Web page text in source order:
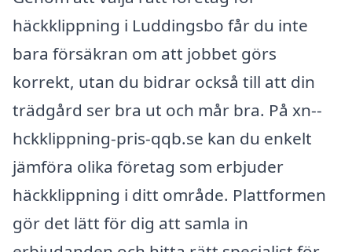
häckklippning i Luddingsbo får du inte
bara försäkran om att jobbet görs
korrekt, utan du bidrar också till att din
trädgård ser bra ut och mår bra. På xn--
hckklippning-pris-qqb.se kan du enkelt
jämföra olika företag som erbjuder
häckklippning i ditt område. Plattformen
gör det lätt för dig att samla in